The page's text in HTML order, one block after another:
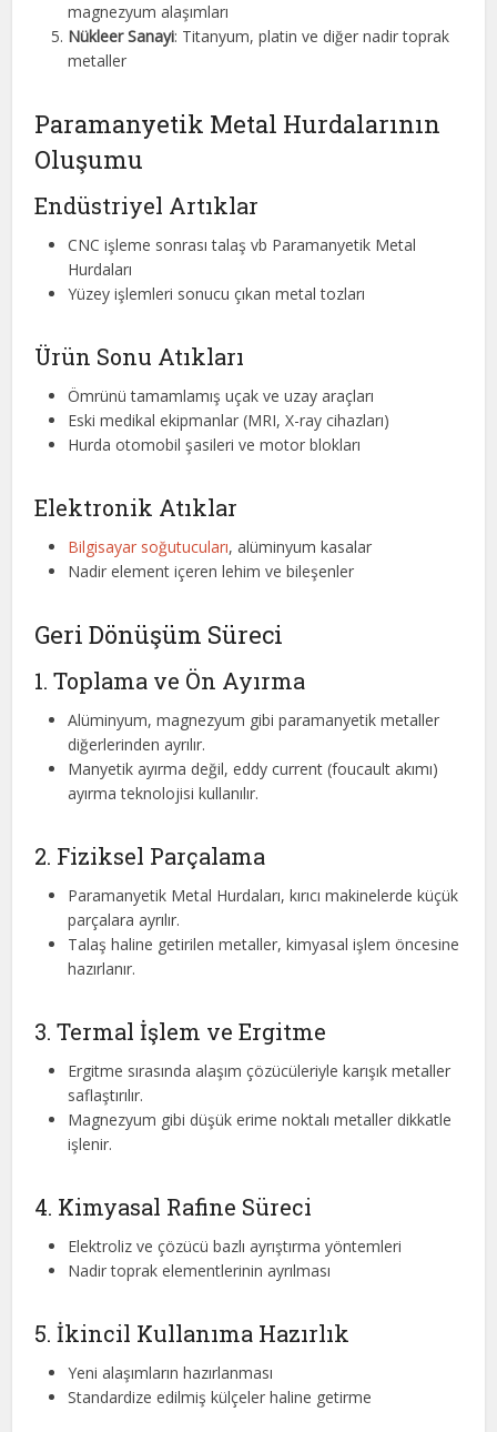
magnezyum alaşımları
Nükleer Sanayi: Titanyum, platin ve diğer nadir toprak
metaller
Paramanyetik Metal Hurdalarının
Oluşumu
Endüstriyel Artıklar
CNC işleme sonrası talaş vb Paramanyetik Metal
Hurdaları
Yüzey işlemleri sonucu çıkan metal tozları
Ürün Sonu Atıkları
Ömrünü tamamlamış uçak ve uzay araçları
Eski medikal ekipmanlar (MRI, X-ray cihazları)
Hurda otomobil şasileri ve motor blokları
Elektronik Atıklar
Bilgisayar soğutucuları, alüminyum kasalar
Nadir element içeren lehim ve bileşenler
Geri Dönüşüm Süreci
1. Toplama ve Ön Ayırma
Alüminyum, magnezyum gibi paramanyetik metaller
diğerlerinden ayrılır.
Manyetik ayırma değil, eddy current (foucault akımı)
ayırma teknolojisi kullanılır.
2. Fiziksel Parçalama
Paramanyetik Metal Hurdaları, kırıcı makinelerde küçük
parçalara ayrılır.
Talaş haline getirilen metaller, kimyasal işlem öncesine
hazırlanır.
3. Termal İşlem ve Ergitme
Ergitme sırasında alaşım çözücüleriyle karışık metaller
saflaştırılır.
Magnezyum gibi düşük erime noktalı metaller dikkatle
işlenir.
4. Kimyasal Rafine Süreci
Elektroliz ve çözücü bazlı ayrıştırma yöntemleri
Nadir toprak elementlerinin ayrılması
5. İkincil Kullanıma Hazırlık
Yeni alaşımların hazırlanması
Standardize edilmiş külçeler haline getirme